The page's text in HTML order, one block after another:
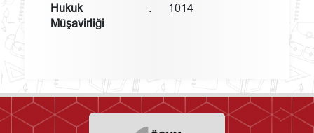
Hukuk
Müşavirliği
: 1014